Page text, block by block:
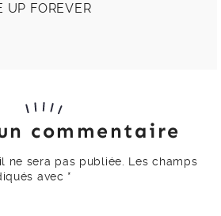
FOREVER
commentaire
ne sera pas publiée. Les champs
avec *